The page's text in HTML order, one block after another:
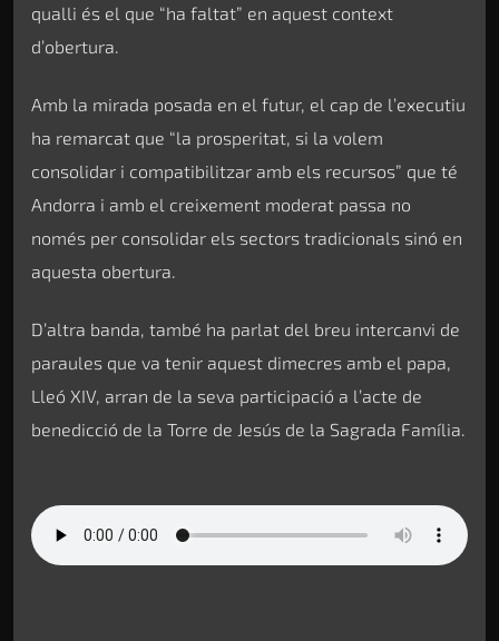
qualli és el que “ha faltat” en aquest context
d’obertura.
Amb la mirada posada en el futur, el cap de l’executiu
ha remarcat que “la prosperitat, si la volem
consolidar i compatibilitzar amb els recursos” que té
Andorra i amb el creixement moderat passa no
només per consolidar els sectors tradicionals sinó en
aquesta obertura.
D’altra banda, també ha parlat del breu intercanvi de
paraules que va tenir aquest dimecres amb el papa,
Lleó XIV, arran de la seva participació a l’acte de
benedicció de la Torre de Jesús de la Sagrada Família.